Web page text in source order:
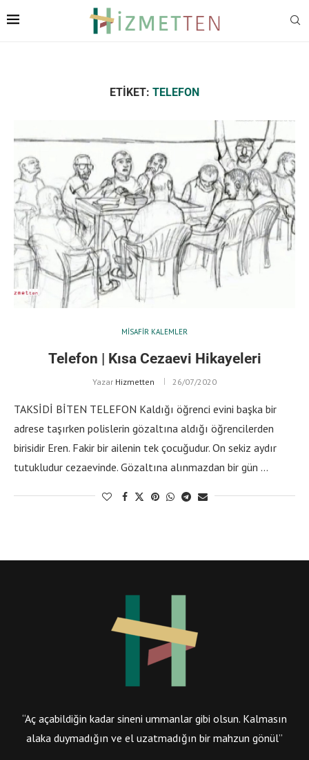
ETIKET: TELEFON
MISAFIR KALEMLER
Telefon | Kısa Cezaevi Hikayeleri
Yazar Hizmetten 26/07/2020
TAKSİDİ BİTEN TELEFON Kaldığı öğrenci evini başka bir
adrese taşırken polislerin gözaltına aldığı öğrencilerden
birisidir Eren. Fakir bir ailenin tek çocuğudur. On sekiz aydır
tutukludur cezaevinde. Gözaltına alınmazdan bir gün …
“Aç açabildiğin kadar sineni ummanlar gibi olsun. Kalmasın
alaka duymadığın ve el uzatmadığın bir mahzun gönül”